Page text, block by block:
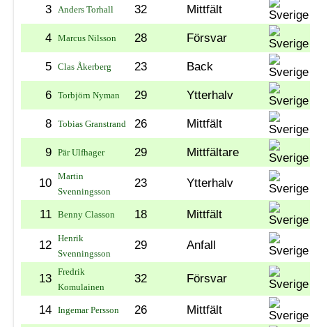
3 Anders Torhall 32 Mittfält
4 Marcus Nilsson 28 Försvar
5 Clas Åkerberg 23 Back
6 Torbjörn Nyman 29 Ytterhalv
8 Tobias Granstrand 26 Mittfält
9 Pär Ulfhager 29 Mittfältare
10
Martin
Svenningsson
23 Ytterhalv
11 Benny Classon 18 Mittfält
12
Henrik
Svenningsson
29 Anfall
13
Fredrik
Komulainen
32 Försvar
14 Ingemar Persson 26 Mittfält